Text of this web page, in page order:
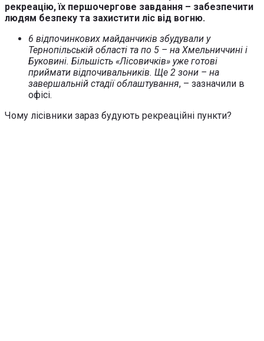
рекреацію, їх першочергове завдання – забезпечити
людям безпеку та захистити ліс від вогню.
6 відпочинкових майданчиків збудували у
Тернопільській області та по 5 – на Хмельниччині і
Буковині. Більшість «Лісовичків» уже готові
приймати відпочивальників. Ще 2 зони – на
завершальній стадії облаштування, – зазначили в
офісі.
Чому лісівники зараз будують рекреаційні пункти?